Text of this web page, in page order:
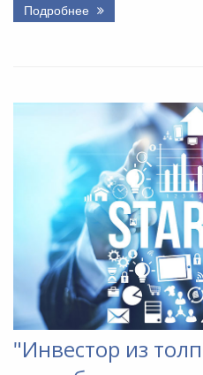
Подробнее
"Инвестор из